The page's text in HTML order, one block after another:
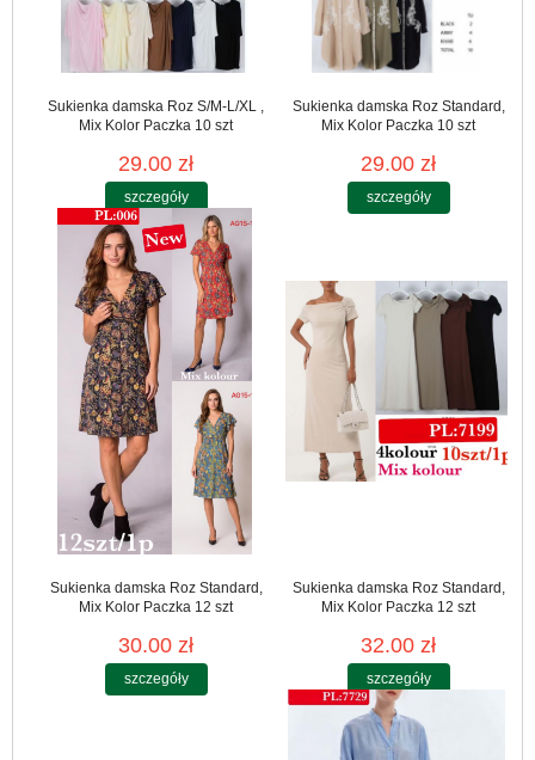
Sukienka damska Roz S/M-L/XL ,
Mix Kolor Paczka 10 szt
29.00 zł
szczegóły
Sukienka damska Roz Standard,
Mix Kolor Paczka 10 szt
29.00 zł
szczegóły
Sukienka damska Roz Standard,
Mix Kolor Paczka 12 szt
30.00 zł
szczegóły
Sukienka damska Roz Standard,
Mix Kolor Paczka 12 szt
32.00 zł
szczegóły